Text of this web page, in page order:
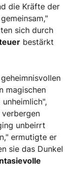
die Kräfte der
sich durch
bestärkt
magischen
unbeirrt
ermutigte er
sie das Dunkel